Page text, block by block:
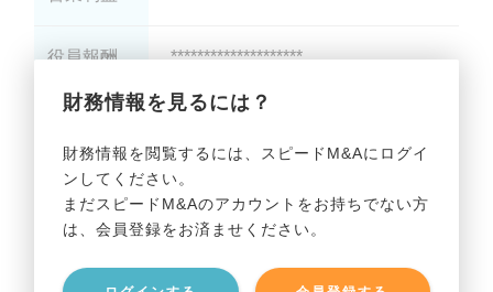
財務情報を見るには？
財務情報を閲覧するには、スピードM&Aにログイ
ンしてください。
まだスピードM&Aのアカウントをお持ちでない方
は、会員登録をお済ませください。
役員報酬 ********************
貸借対照表（B/S）
総資産 ********************